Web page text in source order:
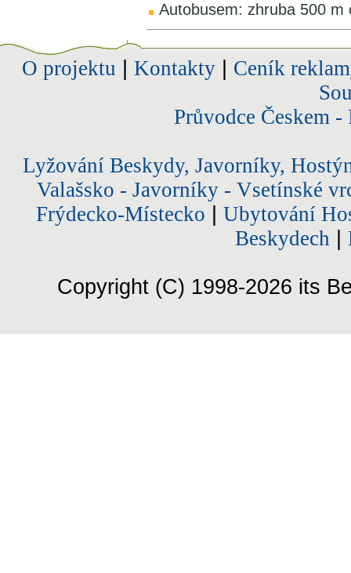
Autobusem: zhruba 500
O projektu Kontakty| Ceník
Průvodce Českem
Lyžování Beskydy, Javorníky,
Valašsko - Javorníky - Vsetínské
Frýdecko-Místecko
Ubytování
Beskydech
Copyright (C) 1998-2026 its